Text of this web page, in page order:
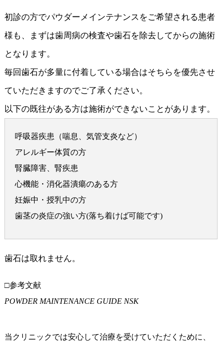
初診の方でパウダーメインテナンスをご希望される患者
様も、まずは歯周病の検査や歯石を除去してからの施術
となります。
毎回歯石が多量に付着している場合はそちらを優先させ
ていただきますのでご了承ください。
以下の既往がある方は施術ができないことがあります。
呼吸器疾患（喘息、気管支炎など）
アレルギー体質の方
腎臓障害、腎疾患
心機能・消化器潰瘍のある方
妊娠中・授乳中の方
歯茎の炎症の強い方(落ち着けば可能です)
歯石は取れません。
□参考文献
POWDER MAINTENANCE GUIDE NSK
当クリニックでは安心して治療を受けていただくために、